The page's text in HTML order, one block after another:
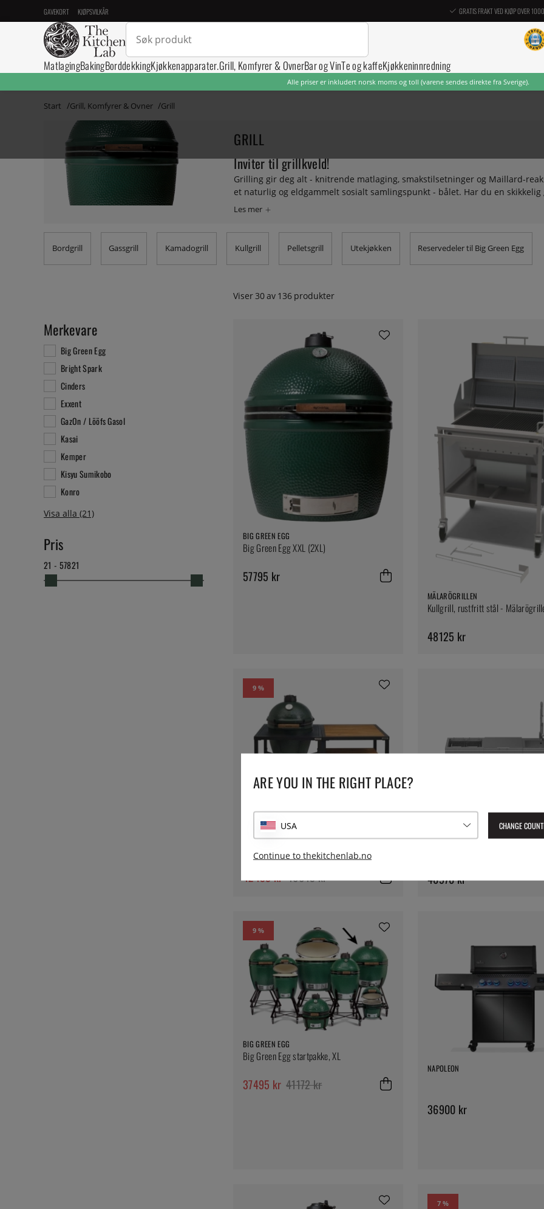
GAVEKORT KJØPSVILKÅR GRATIS FRAKT VED KJØP OVER
MatlagingBakingBorddekkingKjøkkenapparater.Grill, Komfyrer & OvnerBar og VinTe og kaffeKjøkkeninnredning
Alle priser er inkludert norsk moms og toll (varene sendes direkte fra Sverige).
Start Grill, Komfyrer & Ovner Grill
GRILL
Inviter til grillkveld!
Grilling gir deg alt - knitrende matlaging, smakstilsetninger og Maillard-
et naturlig og eldgammelt sosialt samlingspunkt - bålet. Har du en
trenger du ikke så mye annet. Her finner du kamadogriller, gassgriller,
Bordgrill Gassgrill Kamadogrill Kullgrill Pelletsgrill Utekjøkken Reservedeler til Big Green Egg
Viser 30av 136 produkter
Merkevare
Big Green Egg
Bright Spark
Cinders
Exxent
GazOn / Lööfs Gasol
Kasai
Kemper
Kisyu Sumikobo
Konro
Pris
21 - 57821
BIG GREEN EGG
Big Green Egg XXL (2XL)
57795 kr
MÄLARÖGRILLEN
Kullgrill, rustfritt stål -
48125 kr
9 %
BIG GREEN EGG
nett (ramme)
42495 kr 46649 kr
LOOFT
40970 kr
9 %
BIG GREEN EGG
Big Green Egg startpakke, XL
37495 kr 41172 kr
NAPOLEON
36900 kr
7 %
ARE YOU IN THE RIGHT PLACE?
USA CHANGE
Continue to thekitchenlab.no